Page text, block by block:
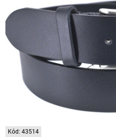
Kód: 43514